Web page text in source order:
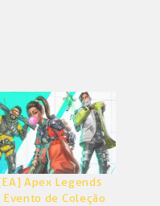
Apex Legends
Evento de Coleção